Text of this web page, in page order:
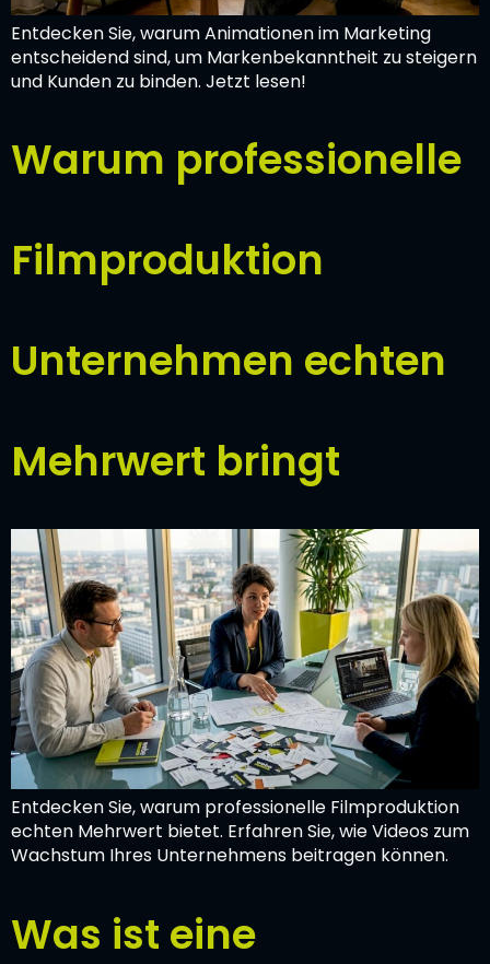
Entdecken Sie, warum Animationen im Marketing
entscheidend sind, um Markenbekanntheit zu steigern
und Kunden zu binden. Jetzt lesen!
Warum professionelle
Filmproduktion
Unternehmen echten
Mehrwert bringt
Entdecken Sie, warum professionelle Filmproduktion
echten Mehrwert bietet. Erfahren Sie, wie Videos zum
Wachstum Ihres Unternehmens beitragen können.
Was ist eine